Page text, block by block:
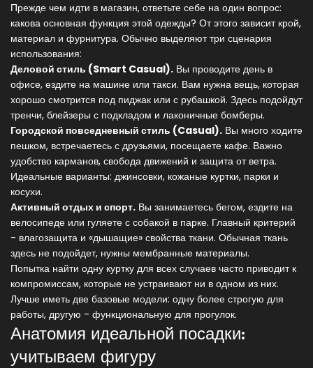
Прежде чем идти в магазин, ответьте себе на один вопрос:
какова основная функция этой одежды? От этого зависит крой,
материал и фурнитура. Обычно выделяют три сценария
использования:
Деловой стиль (Smart Casual). Вы проводите день в
офисе, ездите на машине или такси. Вам нужна вещь, которая
хорошо смотрится под пиджак или с рубашкой. Здесь подойдут
тренчи, блейзеры с подкладом и лаконичные бомберы.
Городской повседневный стиль (Casual). Вы много ходите
пешком, встречаетесь с друзьями, посещаете кафе. Важно
удобство карманов, свобода движений и защита от ветра.
Идеальные варианты: джинсовки, кожаные куртки, парки и
косухи.
Активный отдых и спорт. Вы занимаетесь бегом, ездите на
велосипеде или гуляете с собакой в парке. Главный критерий
- влагозащита и «дышащие» свойства ткани. Обычная ткань
здесь не подойдет, нужны мембранные материалы.
Попытка найти одну куртку для всех случаев часто приводит к
компромиссам, которые не устраивают ни в одном из них.
Лучше иметь две базовые модели: одну более строгую для
работы, другую - функциональную для прогулок.
Анатомия идеальной посадки:
учитываем фигуру